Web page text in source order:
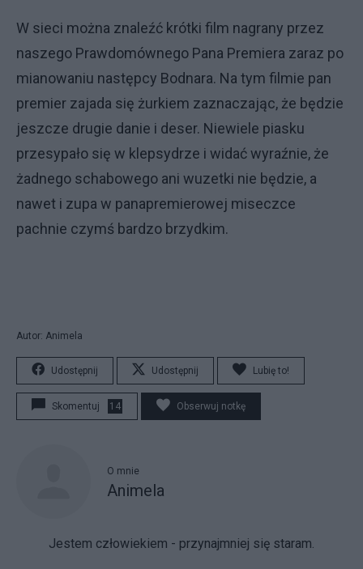
W sieci można znaleźć krótki film nagrany przez
naszego Prawdomównego Pana Premiera zaraz po
mianowaniu następcy Bodnara. Na tym filmie pan
premier zajada się żurkiem zaznaczając, że będzie
jeszcze drugie danie i deser. Niewiele piasku
przesypało się w klepsydrze i widać wyraźnie, że
żadnego schabowego ani wuzetki nie będzie, a
nawet i zupa w panapremierowej miseczce
pachnie czymś bardzo brzydkim.
Autor: Animela
Udostępnij Udostępnij Lubię to!
Skomentuj 14 Obserwuj notkę
O mnie
Animela
Jestem człowiekiem - przynajmniej się staram.